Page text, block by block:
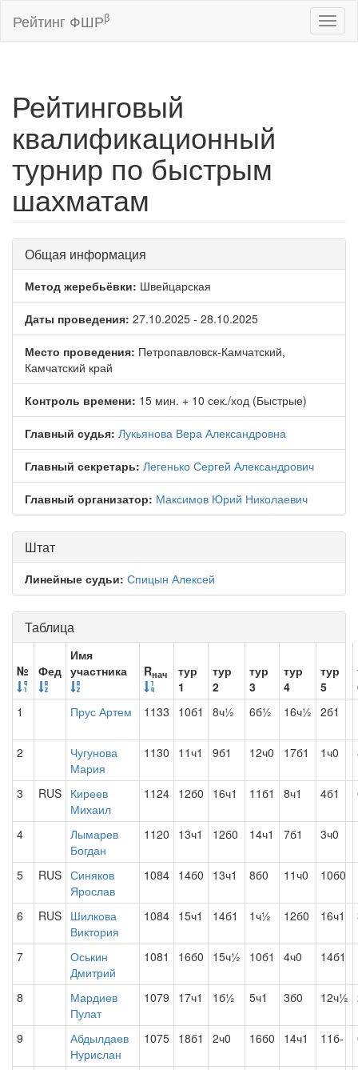
Рейтинг ФШРβ
Рейтинговый
квалификационный
турнир по быстрым
шахматам
Общая информация
Метод жеребьёвки: Швейцарская
Даты проведения: 27.10.2025 - 28.10.2025
Место проведения: Петропавловск-Камчатский,
Камчатский край
Контроль времени: 15 мин. + 10 сек./ход (Быстрые)
Главный судья: Лукьянова Вера Александровна
Главный секретарь: Легенько Сергей Александрович
Главный организатор: Максимов Юрий Николаевич
Штат
Линейные судьи: Спицын Алексей
Таблица
№ Фед
Имя
участника
Rнач
тур
1
тур
2
тур
3
тур
4
тур
5
1
Прус Артем 1133 10б1 8ч½ 6б½ 16ч½ 2б1
2
Чугунова
Мария
1130 11ч1 9б1 12ч0 17б1 1ч0
3 RUS Киреев
Михаил
1124 12б0 16ч1 11б1 8ч1 4б1
4
Лымарев
Богдан
1120 13ч1 12б0 14ч1 7б1 3ч0
5 RUS Синяков
Ярослав
1084 14б0 13ч1 8б0 11ч0 10б0
6 RUS Шилкова
Виктория
1084 15ч1 14б1 1ч½ 12б0 16ч1
7
Оськин
Дмитрий
1081 16б0 15ч½ 10б1 4ч0 14б1
8
Мардиев
Пулат
1079 17ч1 1б½ 5ч1 3б0 12ч½
9
Абдылдаев
Нурислан
1075 18б1 2ч0 16б0 14ч1 11б-